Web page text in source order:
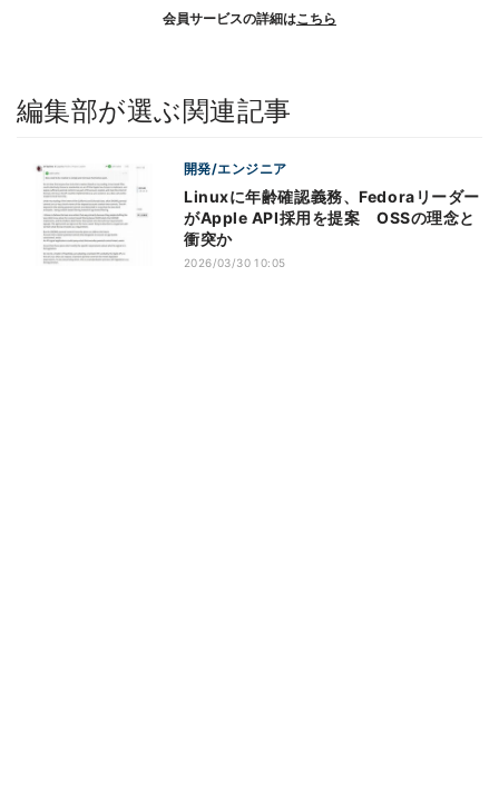
会員サービスの詳細はこちら
編集部が選ぶ関連記事
開発/エンジニア
Linuxに年齢確認義務、Fedoraリーダー
がApple API採用を提案 OSSの理念と
衝突か
2026/03/30 10:05